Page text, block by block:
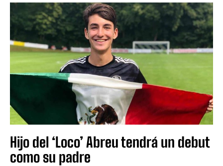
Hijo del ‘Loco’ Abreu tendrá un debut
como su padre